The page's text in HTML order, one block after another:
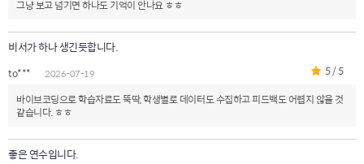
그냥 보고 넘기면 하나도 기억이 안나요 ㅎㅎ
비서가 하나 생긴듯합니다.
to*** 2026-07-19
5 / 5
바이브코딩으로 학습자료도 뚝딱, 학생별로 데이터도 수집하고 피드백도 어렵지 않을 것
같습니다. ㅎㅎ
좋은 연수입니다.